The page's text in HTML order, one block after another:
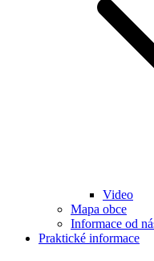
Video
Mapa obce
Informace od
Praktické informace